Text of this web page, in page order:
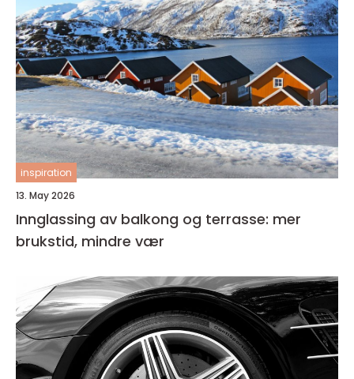
inspiration
13. May 2026
Innglassing av balkong og terrasse: mer
brukstid, mindre vær